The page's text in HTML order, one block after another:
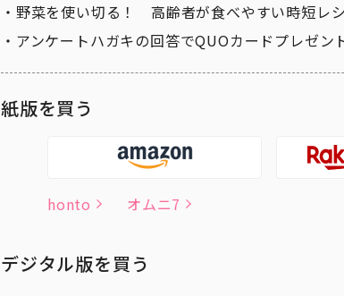
野菜を使い切る！ 高齢者が食べやすい時短レ
アンケートハガキの回答でQUOカードプレゼン
紙版を買う
honto オムニ7
デジタル版を買う